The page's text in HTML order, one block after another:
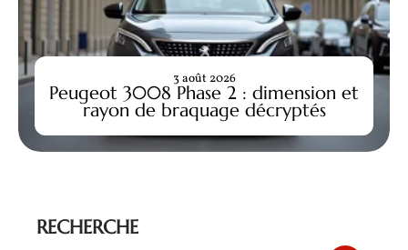
Peugeot 3008 Phase 2 : dimension et
rayon de braquage décryptés
3 août 2026
RECHERCHE